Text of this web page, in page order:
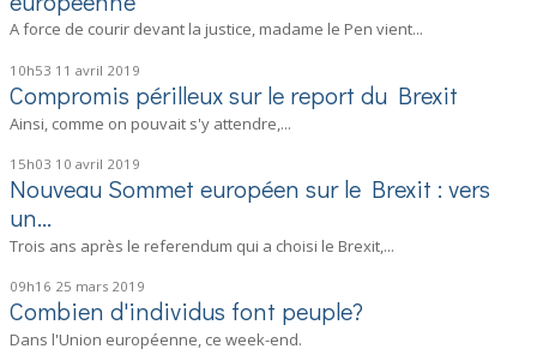
A force de courir devant la justice, madame le Pen vient...
10h53 11 avril 2019
Compromis périlleux sur le report du Brexit
Ainsi, comme on pouvait s'y attendre,...
15h03 10 avril 2019
Nouveau Sommet européen sur le Brexit : vers
un...
Trois ans après le referendum qui a choisi le Brexit,...
09h16 25 mars 2019
Combien d'individus font peuple?
Dans l'Union européenne, ce week-end.